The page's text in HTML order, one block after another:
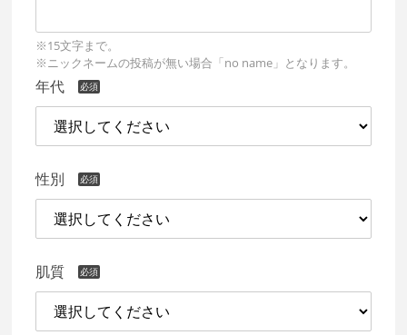
※15文字まで。
※ニックネームの投稿が無い場合「no name」となります。
年代
性別
肌質